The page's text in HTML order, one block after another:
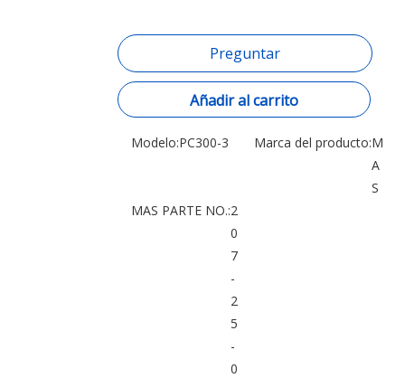
Preguntar
Añadir al carrito
Modelo:PC300-3 Marca del producto:M
A
S
MAS PARTE NO.:2
0
7
-
2
5
-
0